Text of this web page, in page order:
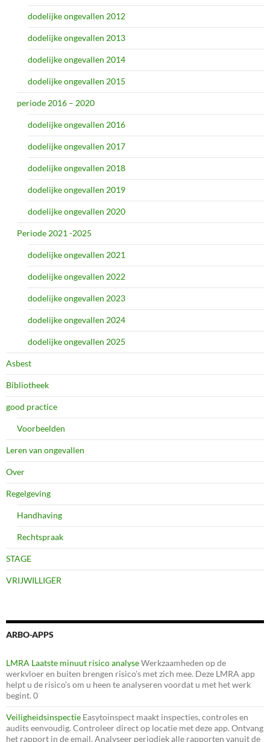
dodelijke ongevallen 2012
dodelijke ongevallen 2013
dodelijke ongevallen 2014
dodelijke ongevallen 2015
periode 2016 – 2020
dodelijke ongevallen 2016
dodelijke ongevallen 2017
dodelijke ongevallen 2018
dodelijke ongevallen 2019
dodelijke ongevallen 2020
Periode 2021 -2025
dodelijke ongevallen 2021
dodelijke ongevallen 2022
dodelijke ongevallen 2023
dodelijke ongevallen 2024
dodelijke ongevallen 2025
Asbest
Bibliotheek
good practice
Voorbeelden
Leren van ongevallen
Over
Regelgeving
Handhaving
Rechtspraak
STAGE
VRIJWILLIGER
ARBO-APPS
LMRA Laatste minuut risico analyseWerkzaamheden op de
werkvloer en buiten brengen risico’s met zich mee. Deze LMRA app
helpt u de risico’s om u heen te analyseren voordat u met het werk
begint. 0
Veiligheidsinspectie Easytoinspect maakt inspecties, controles en
audits eenvoudig. Controleer direct op locatie met deze app. Ontvang
het rapport in de email. Analyseer periodiek alle rapporten vanuit de